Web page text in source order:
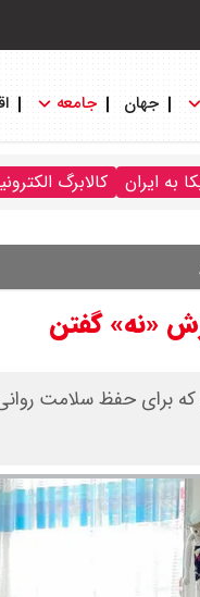
جهان جامعه
به ایران کالابرگ
«نه» گفتن
برای حفظ سلامت